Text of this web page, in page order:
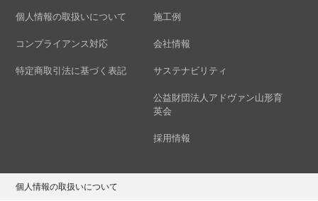
個人情報の取扱いについて
コンプライアンス対応
特定商取引法に基づく表記
施工例
会社情報
サステナビリティ
公益財団法人アドヴァン山形育
英会
採用情報
個人情報の取扱いについて